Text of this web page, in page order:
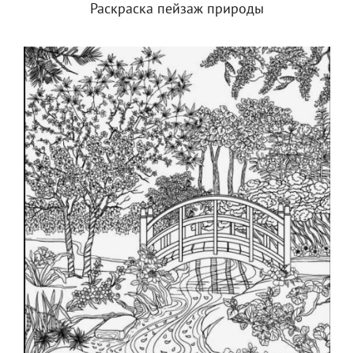
Раскраска пейзаж природы